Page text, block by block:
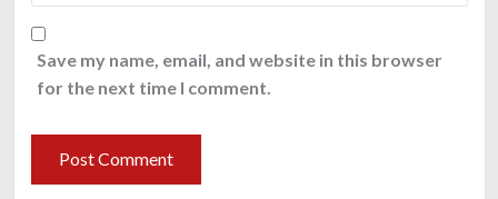
Save my name, email, and website in this browser
for the next time I comment.